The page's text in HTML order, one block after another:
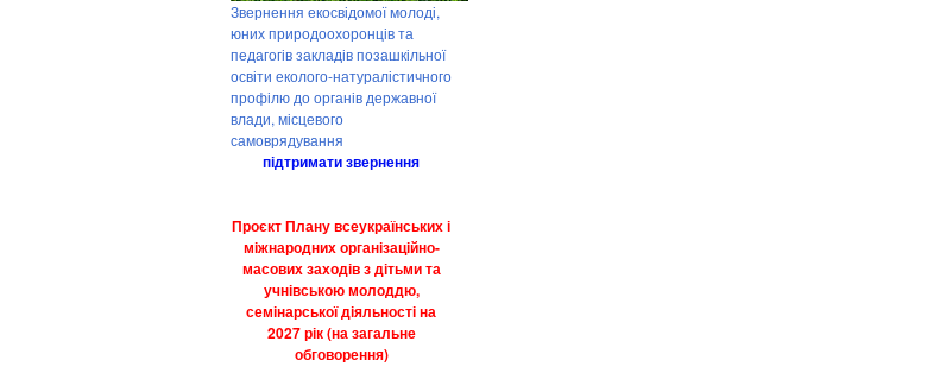
Звернення екосвідомої молоді,
юних природоохоронців та
педагогів закладів позашкільної
освіти еколого-натуралістичного
профілю до органів державної
влади, місцевого
самоврядування
підтримати звернення
Проєкт Плану всеукраїнських і
міжнародних організаційно-
масових заходів з дітьми та
учнівською молоддю,
семінарської діяльності на
2027 рік (на загальне
обговорення)